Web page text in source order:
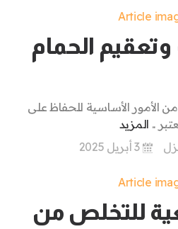
الحمام
الأمور الأساسية للحفاظ على
.. المزيد
3 أبريل 2025
للتخلص من